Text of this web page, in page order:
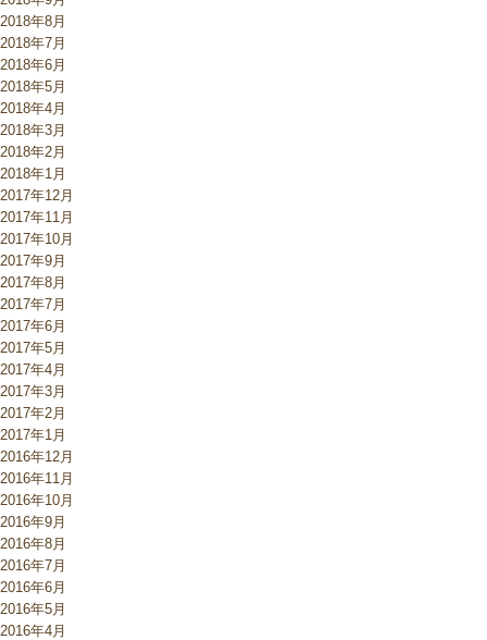
2018年8月
2018年7月
2018年6月
2018年5月
2018年4月
2018年3月
2018年2月
2018年1月
2017年12月
2017年11月
2017年10月
2017年9月
2017年8月
2017年7月
2017年6月
2017年5月
2017年4月
2017年3月
2017年2月
2017年1月
2016年12月
2016年11月
2016年10月
2016年9月
2016年8月
2016年7月
2016年6月
2016年5月
2016年4月